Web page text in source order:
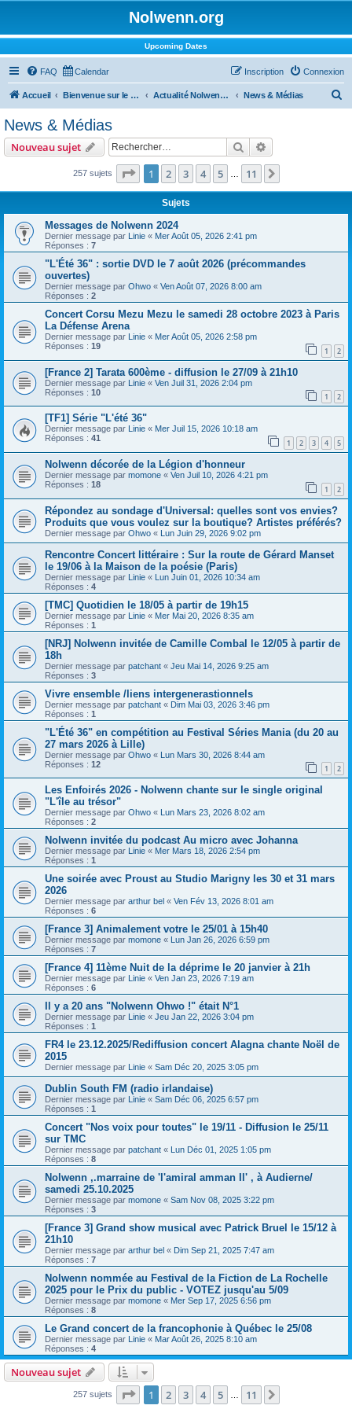
Nolwenn.org
Upcoming Dates
FAQ Calendar Connexion
Inscription
Accueil Bienvenue sur le forum ! Actualité Nolwenn Leroy News & Médias
News & Médias
Nouveau sujet Rechercher
257 sujets Page 1sur11
1 2 3 4 5 11
Sujets
Messages de Nolwenn 2024
Dernier message par Linie « Mer Août 05, 2026 2:41 pm
Réponses : 7
"L'Été 36" : sortie DVD le 7 août 2026 (précommandes
ouvertes)
Dernier message par Ohwo « Ven Août 07, 2026 8:00 am
Réponses : 2
Concert Corsu Mezu Mezu le samedi 28 octobre 2023 à Paris
La Défense Arena
Dernier message par Linie « Mer Août 05, 2026 2:58 pm
Réponses : 19 1 2
[France 2] Tarata 600ème - diffusion le 27/09 à 21h10
Dernier message par Linie « Ven Juil 31, 2026 2:04 pm
Réponses : 10 1 2
[TF1] Série "L'été 36"
Dernier message par Linie « Mer Juil 15, 2026 10:18 am
Réponses : 41 1 2 3 4 5
Nolwenn décorée de la Légion d'honneur
Dernier message par momone « Ven Juil 10, 2026 4:21 pm
Réponses : 18 1 2
Répondez au sondage d'Universal: quelles sont vos envies?
Produits que vous voulez sur la boutique? Artistes préférés?
Dernier message par Ohwo « Lun Juin 29, 2026 9:02 pm
Rencontre Concert littéraire : Sur la route de Gérard Manset
le 19/06 à la Maison de la poésie (Paris)
Dernier message par Linie « Lun Juin 01, 2026 10:34 am
Réponses : 4
[TMC] Quotidien le 18/05 à partir de 19h15
Dernier message par Linie « Mer Mai 20, 2026 8:35 am
Réponses : 1
[NRJ] Nolwenn invitée de Camille Combal le 12/05 à partir de
18h
Dernier message par patchant « Jeu Mai 14, 2026 9:25 am
Réponses : 3
Vivre ensemble /liens intergenerastionnels
Dernier message par patchant « Dim Mai 03, 2026 3:46 pm
Réponses : 1
"L'Été 36" en compétition au Festival Séries Mania (du 20 au
27 mars 2026 à Lille)
Dernier message par Ohwo « Lun Mars 30, 2026 8:44 am
Réponses : 12 1 2
Les Enfoirés 2026 - Nolwenn chante sur le single original
"L'île au trésor"
Dernier message par Ohwo «
Lun Mars 23, 2026 8:02 am
Réponses : 2
Nolwenn invitée du podcast Au micro avec Johanna
Dernier message par Linie « Mer Mars 18, 2026 2:54 pm
Réponses : 1
Une soirée avec Proust au Studio Marigny les 30 et 31 mars
2026
Dernier message par arthur bel « Ven Fév 13, 2026 8:01 am
Réponses : 6
[France 3] Animalement votre le 25/01 à 15h40
Dernier message par momone «
Lun Jan 26, 2026 6:59 pm
Réponses : 7
[France 4] 11ème Nuit de la déprime le 20 janvier à 21h
Dernier message par Linie « Ven Jan 23, 2026 7:19 am
Réponses : 6
Il y a 20 ans "Nolwenn Ohwo !" était N°1
Dernier message par Linie « Jeu Jan 22, 2026 3:04 pm
Réponses : 1
FR4 le 23.12.2025/Rediffusion concert Alagna chante Noël de
2015
Dernier message par Linie « Sam Déc 20, 2025 3:05 pm
Dublin South FM (radio irlandaise)
Dernier message par Linie « Sam Déc 06, 2025 6:57 pm
Réponses : 1
Concert "Nos voix pour toutes" le 19/11 - Diffusion le 25/11
sur TMC
Dernier message par patchant «
Lun Déc 01, 2025 1:05 pm
Réponses : 8
Nolwenn ,.marraine de 'l'amiral amman Il' , à Audierne/
samedi 25.10.2025
Dernier message par momone « Sam Nov 08, 2025 3:22 pm
Réponses : 3
[France 3] Grand show musical avec Patrick Bruel le 15/12 à
21h10
Dernier message par arthur bel « Dim Sep 21, 2025 7:47 am
Réponses : 7
Nolwenn nommée au Festival de la Fiction de La Rochelle
2025 pour le Prix du public - VOTEZ jusqu'au 5/09
Dernier message par momone « Mer Sep 17, 2025 6:56 pm
Réponses : 8
Le Grand concert de la francophonie à Québec le 25/08
Dernier message par Linie « Mar Août 26, 2025 8:10 am
Réponses : 4
Nouveau sujet
257 sujets Page 1sur11
1 2 3 4 5 11